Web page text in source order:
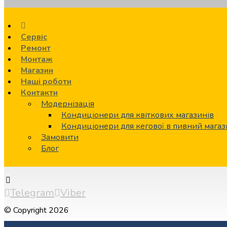
Сервіс
Ремонт
Монтаж
Магазин
Наші роботи
Контакти
Модернізація
Кондиціонери для квіткових магазинів
Кондиціонери для кегової в пивний
Замовити
Блог
Telegram Viber
© Copyright 2026